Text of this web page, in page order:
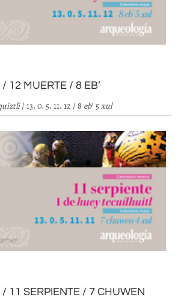
12 MUERTE / 8 EB’
/ 13. 0. 5. 11. 12 / 8 eb’ 5xul
11 SERPIENTE / 7 CHUWEN